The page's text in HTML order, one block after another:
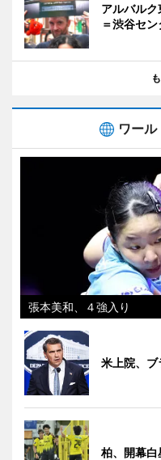
アルバル
＝渋谷セ
ワー
張本美和、４強入り
米上院、
柏、開幕